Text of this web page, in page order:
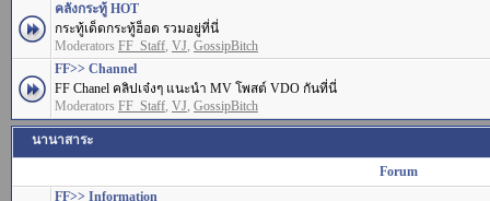
คลังกระทู้ HOT
กระทู้เด็ดกระทู้ฮ็อต รวมอยู่ที่นี่
Moderators FF_Staff, VJ, GossipBitch
FF>> Channel
FF Chanel คลิปเจ๋งๆ แนะนำ MV โพสต์ VDO กันที่นี่
Moderators FF_Staff, VJ, GossipBitch
นานาสาระ
Forum
FF>> Information